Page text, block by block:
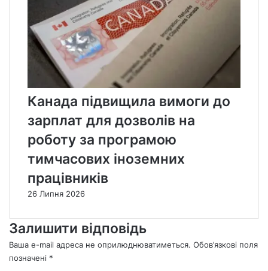
Канада підвищила вимоги до
зарплат для дозволів на
роботу за програмою
тимчасових іноземних
працівників
26 Липня 2026
Залишити відповідь
Ваша e-mail адреса не оприлюднюватиметься. Обов’язкові поля
позначені *